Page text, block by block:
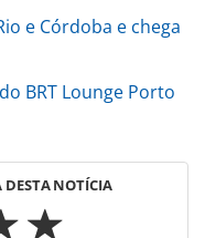
e Córdoba e chega
BRT Lounge Porto
NOTÍCIA